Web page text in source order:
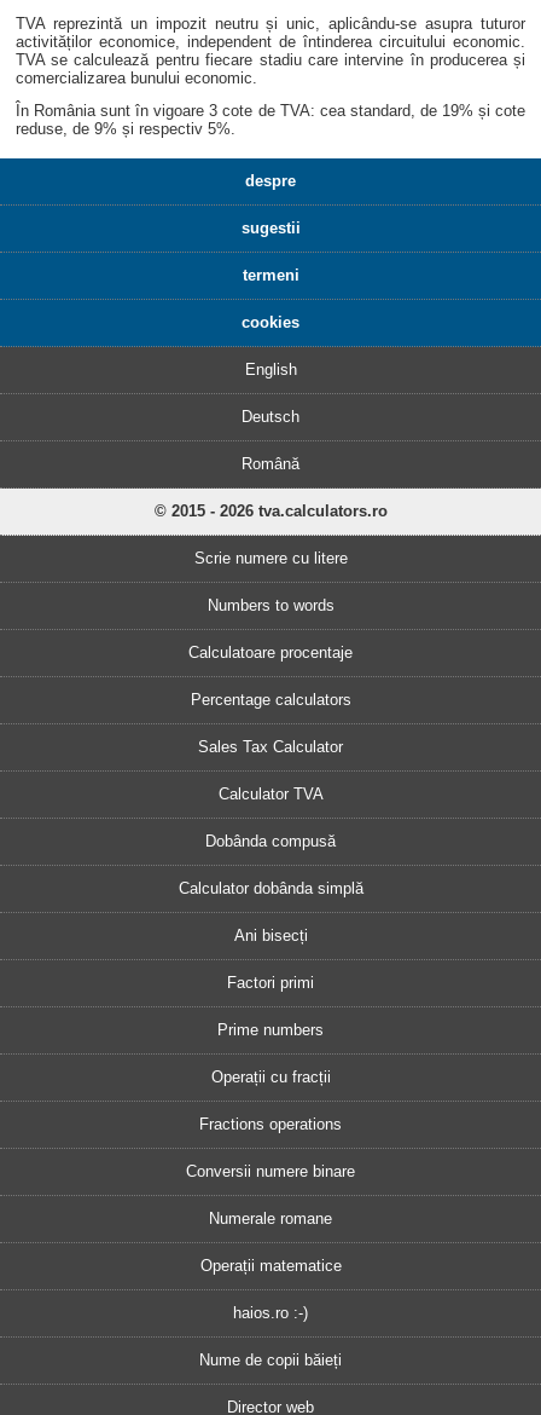
TVA reprezintă un impozit neutru și unic, aplicându-se asupra tuturor
activităților economice, independent de întinderea circuitului economic.
TVA se calculează pentru fiecare stadiu care intervine în producerea și
comercializarea bunului economic.
În România sunt în vigoare 3 cote de TVA: cea standard, de 19% și cote
reduse, de 9% și respectiv 5%.
despre
sugestii
termeni
cookies
English
Deutsch
Română
© 2015 - 2026 tva.calculators.ro
Scrie numere cu litere
Numbers to words
Calculatoare procentaje
Percentage calculators
Sales Tax Calculator
Calculator TVA
Dobânda compusă
Calculator dobânda simplă
Ani bisecți
Factori primi
Prime numbers
Operații cu fracții
Fractions operations
Conversii numere binare
Numerale romane
Operații matematice
haios.ro :-)
Nume de copii băieți
Director web